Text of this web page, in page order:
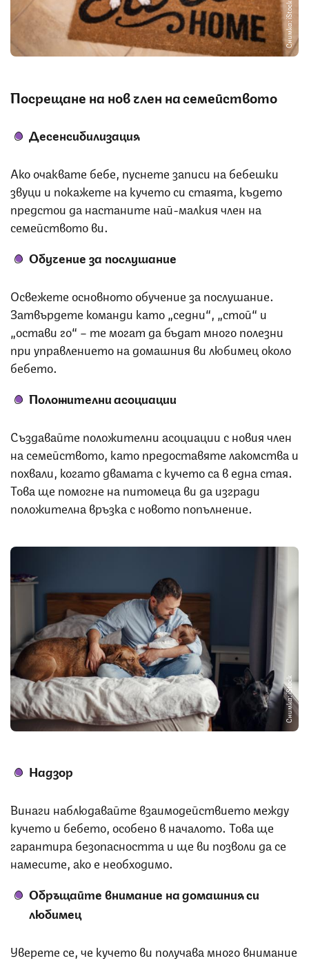
Снимка: iStock
Посрещане на нов член на семейството
Десенсибилизация
Ако очаквате бебе, пуснете записи на бебешки
звуци и покажете на кучето си стаята, където
предстои да настаните най-малкия член на
семейството ви.
Обучение за послушание
Освежете основното обучение за послушание.
Затвърдете команди като „седни“, „стой“ и
„остави го“ – те могат да бъдат много полезни
при управлението на домашния ви любимец около
бебето.
Положителни асоциации
Създавайте положителни асоциации с новия член
на семейството, като предоставяте лакомства и
похвали, когато двамата с кучето са в една стая.
Това ще помогне на питомеца ви да изгради
положителна връзка с новото попълнение.
Снимка: iStock
Надзор
Винаги наблюдавайте взаимодействието между
кучето и бебето, особено в началото. Това ще
гарантира безопасността и ще ви позволи да се
намесите, ако е необходимо.
Обръщайте внимание на домашния си
любимец
Уверете се, че кучето ви получава много внимание